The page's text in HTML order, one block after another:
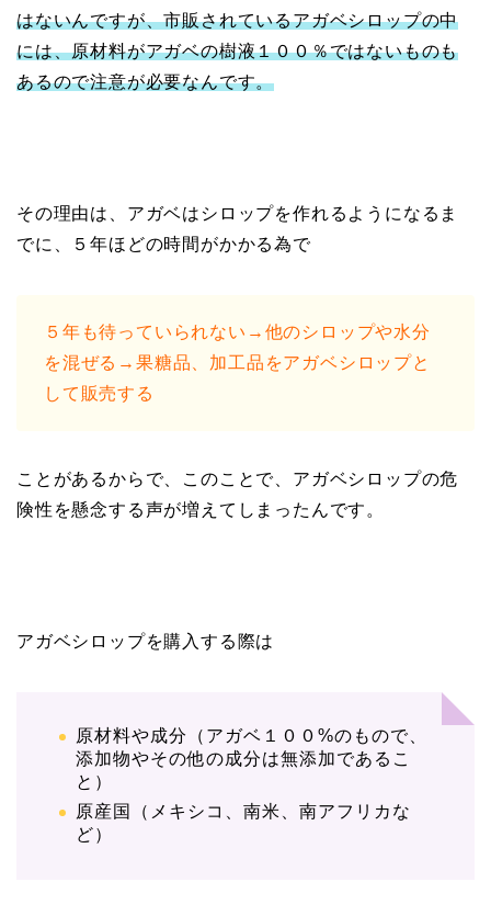
はないんですが、市販されているアガベシロップの中
には、原材料がアガベの樹液１００％ではないものも
あるので注意が必要なんです。
その理由は、アガベはシロップを作れるようになるま
でに、５年ほどの時間がかかる為で
５年も待っていられない→他のシロップや水分
を混ぜる→果糖品、加工品をアガベシロップと
して販売する
ことがあるからで、このことで、アガベシロップの危
険性を懸念する声が増えてしまったんです。
アガベシロップを購入する際は
原材料や成分（アガベ１００%のもので、
添加物やその他の成分は無添加であるこ
と）
原産国（メキシコ、南米、南アフリカな
ど）